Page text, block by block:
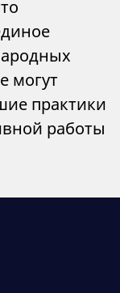
могут
практики
работы